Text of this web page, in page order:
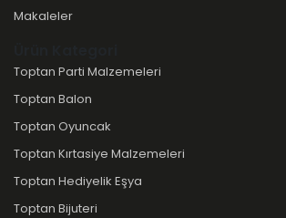
Makaleler
Toptan Parti Malzemeleri
Toptan Balon
Toptan Oyuncak
Toptan Kırtasiye Malzemeleri
Toptan Hediyelik Eşya
Toptan Bijuteri